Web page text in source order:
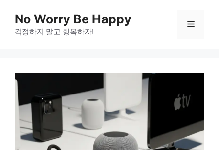
content
No Worry Be Happy
걱정하지 말고 행복하자!
Menu